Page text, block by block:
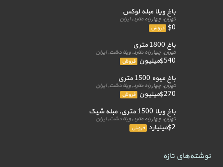
باغ ویلا مبله لوکس
تهران, چهار راه ملارد, ایران
$0 فروش
باغ 1800 متری
تهران, چهار راه ملارد, ویلا دشت, ایران
$540میلیون فروش
باغ میوه 1500 متری
تهران, چهار راه ملارد, ویلا دشت, ایران
$270میلیون فروش
باغ ویلا 1500 متری, مبله شیک
تهران, چهار راه ملارد, ویلا دشت, ایران
$2میلیارد فروش
نوشته‌های تازه